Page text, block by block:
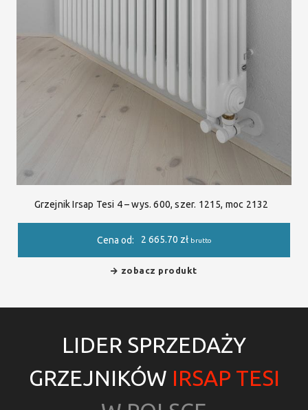
Grzejnik Irsap Tesi 4 – wys. 600, szer. 1215, moc 2132
Cena od: 2 665.70 zł brutto
zobacz produkt
LIDER SPRZEDAŻY
GRZEJNIKÓW IRSAP TESI